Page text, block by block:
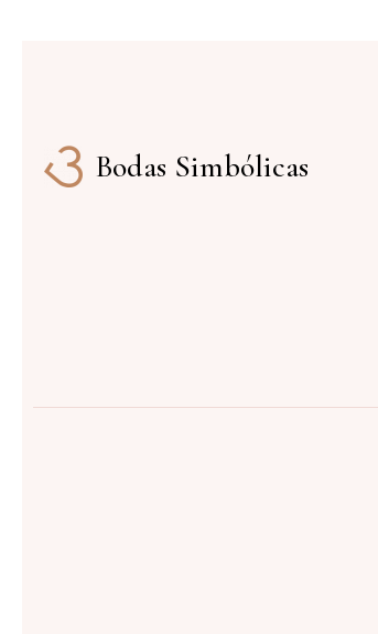
Bodas Simbólicas